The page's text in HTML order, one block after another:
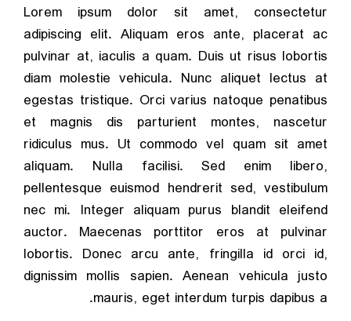
Lorem ipsum dolor sit amet, consectetur
adipiscing elit. Aliquam eros ante, placerat ac
pulvinar at, iaculis a quam. Duis ut risus lobortis
diam molestie vehicula. Nunc aliquet lectus at
egestas tristique. Orci varius natoque penatibus
et magnis dis parturient montes, nascetur
ridiculus mus. Ut commodo vel quam sit amet
aliquam. Nulla facilisi. Sed enim libero,
pellentesque euismod hendrerit sed, vestibulum
nec mi. Integer aliquam purus blandit eleifend
auctor. Maecenas porttitor eros at pulvinar
lobortis. Donec arcu ante, fringilla id orci id,
dignissim mollis sapien. Aenean vehicula justo
mauris, eget interdum turpis dapibus a.